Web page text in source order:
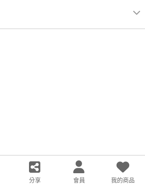
分享 會員 我的商品